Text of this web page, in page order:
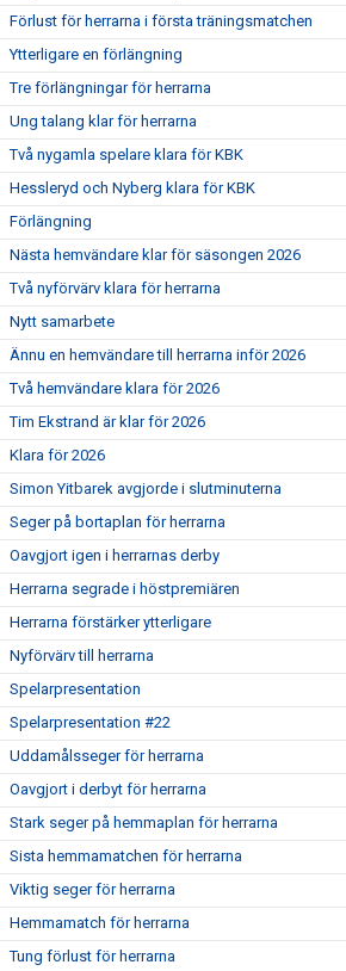
Förlust för herrarna i första träningsmatchen
Ytterligare en förlängning
Tre förlängningar för herrarna
Ung talang klar för herrarna
Två nygamla spelare klara för KBK
Hessleryd och Nyberg klara för KBK
Förlängning
Nästa hemvändare klar för säsongen 2026
Två nyförvärv klara för herrarna
Nytt samarbete
Ännu en hemvändare till herrarna inför 2026
Två hemvändare klara för 2026
Tim Ekstrand är klar för 2026
Klara för 2026
Simon Yitbarek avgjorde i slutminuterna
Seger på bortaplan för herrarna
Oavgjort igen i herrarnas derby
Herrarna segrade i höstpremiären
Herrarna förstärker ytterligare
Nyförvärv till herrarna
Spelarpresentation
Spelarpresentation #22
Uddamålsseger för herrarna
Oavgjort i derbyt för herrarna
Stark seger på hemmaplan för herrarna
Sista hemmamatchen för herrarna
Viktig seger för herrarna
Hemmamatch för herrarna
Tung förlust för herrarna